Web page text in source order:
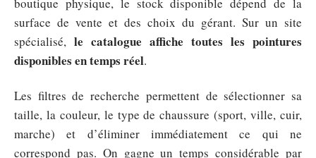
boutique physique, le stock disponible dépend de la
surface de vente et des choix du gérant. Sur un site
spécialisé, le catalogue affiche toutes les pointures
disponibles en temps réel.
Les filtres de recherche permettent de sélectionner sa
taille, la couleur, le type de chaussure (sport, ville, cuir,
marche) et d’éliminer immédiatement ce qui ne
correspond pas. On gagne un temps considérable par